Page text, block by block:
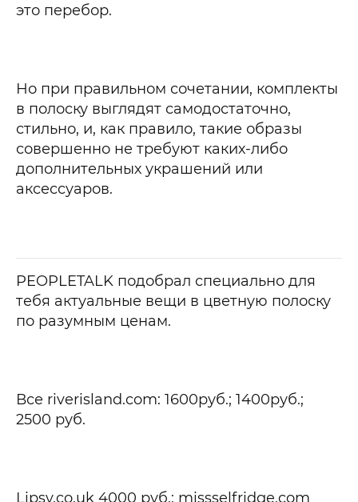
это перебор.
Но при правильном сочетании, комплекты
в полоску выглядят самодостаточно,
стильно, и, как правило, такие образы
совершенно не требуют каких-либо
дополнительных украшений или
аксессуаров.
PEOPLETALK подобрал специально для
тебя актуальные вещи в цветную полоску
по разумным ценам.
Все riverisland.com: 1600руб.; 1400руб.;
2500 руб.
Lipsy.co.uk 4000 руб.; missselfridge.com